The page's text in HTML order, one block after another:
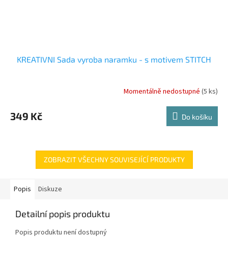
KREATIVNI Sada vyroba naramku - s motivem STITCH
Momentálně nedostupné (5 ks)
349 Kč Do košíku
ZOBRAZIT VŠECHNY SOUVISEJÍCÍ PRODUKTY
Popis Diskuze
Detailní popis produktu
Popis produktu není dostupný